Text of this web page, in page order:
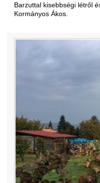
Barzuttal kisebbségi létről
Kormányos Ákos.